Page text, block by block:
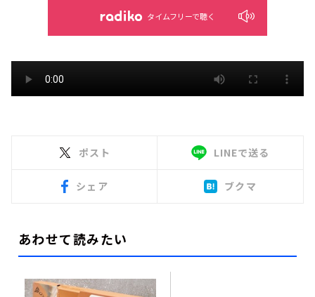
タイムフリーで聴く
ポスト LINEで送る
シェア ブクマ
あわせて読みたい